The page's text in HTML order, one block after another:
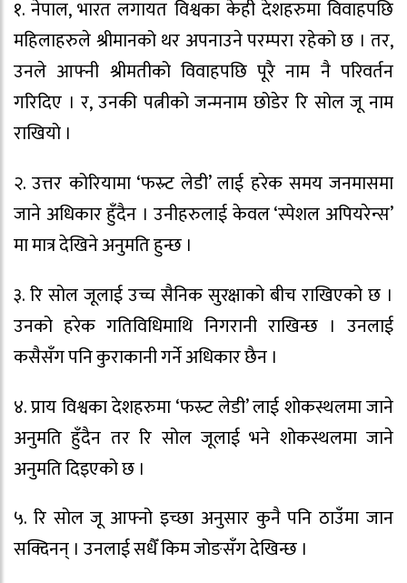
१. नेपाल, भारत लगायत विश्वका केही देशहरुमा विवाहपछि
महिलाहरुले श्रीमानको थर अपनाउने परम्परा रहेको छ । तर,
उनले आफ्नी श्रीमतीको विवाहपछि पूरै नाम नै परिवर्तन
गरिदिए । र, उनकी पत्नीको जन्मनाम छोडेर रि सोल जू नाम
राखियो ।
२. उत्तर कोरियामा ‘फस्र्ट लेडी’ लाई हरेक समय जनमासमा
जाने अधिकार हुँदैन । उनीहरुलाई केवल ‘स्पेशल अपियरेन्स’
मा मात्र देखिने अनुमति हुन्छ ।
३. रि सोल जूलाई उच्च सैनिक सुरक्षाको बीच राखिएको छ ।
उनको हरेक गतिविधिमाथि निगरानी राखिन्छ । उनलाई
कसैसँग पनि कुराकानी गर्ने अधिकार छैन ।
४. प्राय विश्वका देशहरुमा ‘फस्र्ट लेडी’ लाई शोकस्थलमा जाने
अनुमति हुँदैन तर रि सोल जूलाई भने शोकस्थलमा जाने
अनुमति दिइएको छ ।
५. रि सोल जू आफ्नो इच्छा अनुसार कुनै पनि ठाउँमा जान
सक्दिनन् । उनलाई सधैँ किम जोङसँग देखिन्छ ।